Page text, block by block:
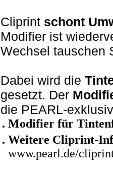
Cliprint schont
Modifier ist
Wechsel tauschen
Dabei wird die
gesetzt. Der
die PEARL-
Modifier für
Weitere Cliprint-
www.pearl.de/